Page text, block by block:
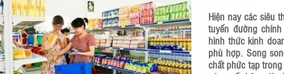
Hiện nay các siêu
tuyến đường
hình thức kinh
phù hợp. Song
chất phức tạp